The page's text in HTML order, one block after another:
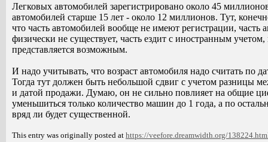
Легковых автомобилей зарегистрировано около 45
автомобилей старше 15 лет - около 12 миллионов. Тут,
что часть автомобилей вообще не имеют регистрации, часть
физически не существует, часть ездит с иностранным
представляется возможным.
И надо учитывать, что возраст автомобиля надо считать по
Тогда тут должен быть небольшой сдвиг с учетом разницы
и датой продажи. Думаю, он не сильно повлияет на общие
уменьшиться только количество машин до 1 года, а по
вряд ли будет существенной.
This entry was originally posted at https://veefore.dreamwidth.org/